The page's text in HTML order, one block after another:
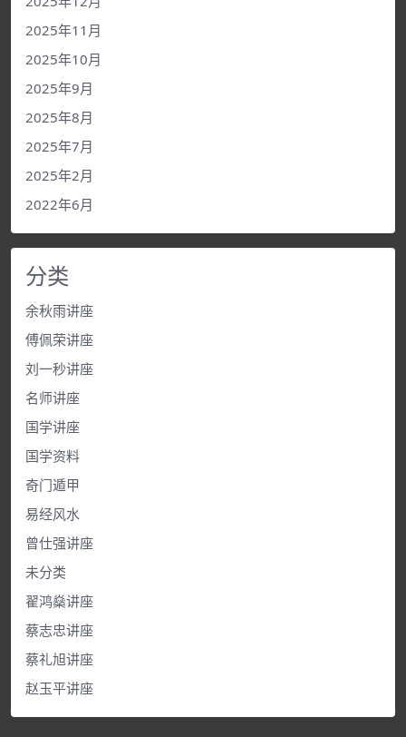
2025年11月
2025年10月
2025年9月
2025年8月
2025年7月
2025年2月
2022年6月
分类
余秋雨讲座
傅佩荣讲座
刘一秒讲座
名师讲座
国学讲座
国学资料
奇门遁甲
易经风水
曾仕强讲座
未分类
翟鸿燊讲座
蔡志忠讲座
蔡礼旭讲座
赵玉平讲座